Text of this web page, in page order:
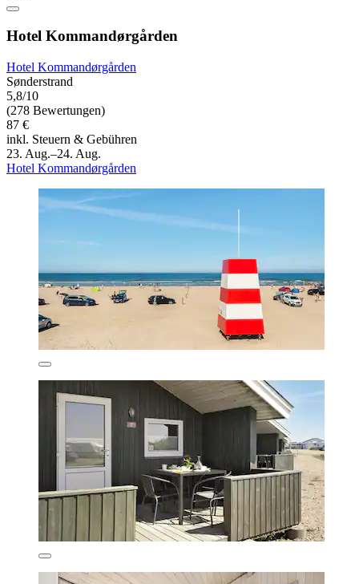
Hotel Kommandørgården
Hotel Kommandørgården
Sønderstrand
5,8/10
(278 Bewertungen)
87 €
inkl. Steuern & Gebühren
23. Aug.–24. Aug.
Hotel Kommandørgården